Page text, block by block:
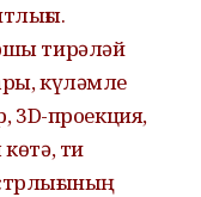
тирәләй
күләмле
3D-проекция,
ти